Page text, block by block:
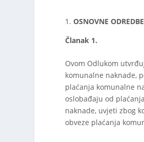
OSNOVNE ODREDBE
Članak 1.
Ovom Odlukom
komunalne naknade,
plaćanja komunalne
oslobađaju od
naknade, uvjeti zbog
obveze plaćanja